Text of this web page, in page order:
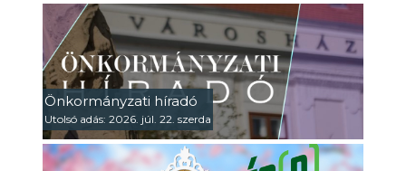
Önkormányzati híradó
Utolsó adás: 2026. júl. 22. szerda